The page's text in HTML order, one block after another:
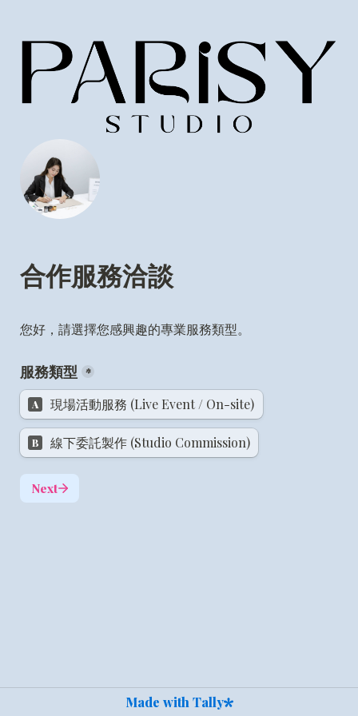
合作服務洽談
您好，請選擇您感興趣的專業服務類型。
服務類型 *
A 現場活動服務 (Live Event / On-site)
B 線下委託製作 (Studio Commission)
Next
Made with Tally